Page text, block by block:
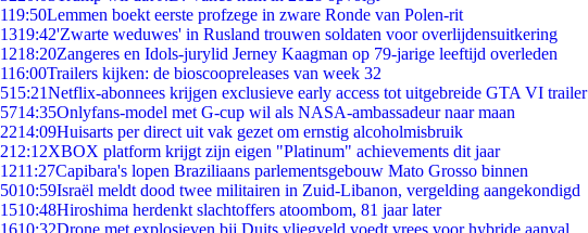
119:50Lemmen boekt eerste profzege in zware Ronde van Polen-rit
1319:42'Zwarte weduwes' in Rusland trouwen soldaten voor overlijdensuitkering
1218:20Zangeres en Idols-jurylid Jerney Kaagman op 79-jarige leeftijd overleden
116:00Trailers kijken: de bioscoopreleases van week 32
515:21Netflix-abonnees krijgen exclusieve early access tot uitgebreide GTA VI trailer
5714:35Onlyfans-model met G-cup wil als NASA-ambassadeur naar maan
2214:09Huisarts per direct uit vak gezet om ernstig alcoholmisbruik
212:12XBOX platform krijgt zijn eigen "Platinum" achievements dit jaar
1211:27Capibara's lopen Braziliaans parlementsgebouw Mato Grosso binnen
5010:59Israël meldt dood twee militairen in Zuid-Libanon, vergelding aangekondigd
1510:48Hiroshima herdenkt slachtoffers atoombom, 81 jaar later
1610:32Drone met explosieven bij Duits vliegveld voedt vrees voor hybride aanval